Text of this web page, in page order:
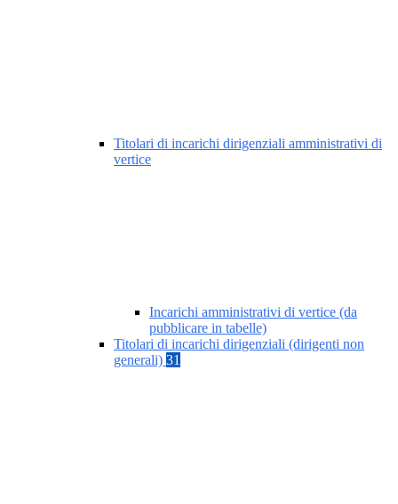
Titolari di incarichi dirigenziali amministrativi di
vertice
Incarichi amministrativi di vertice (da
pubblicare in tabelle)
Titolari di incarichi dirigenziali (dirigenti non
generali) 31